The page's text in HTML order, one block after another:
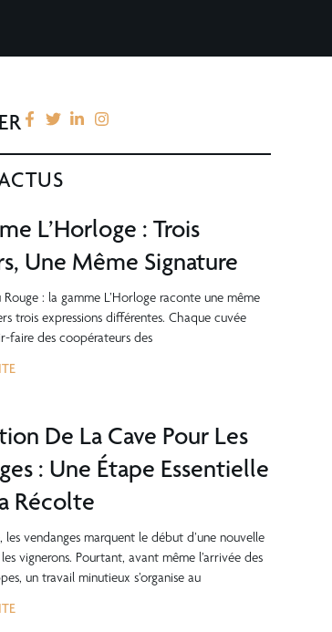
L’Horloge : Trois
Une Même Signature
Rouge : la gamme L’Horloge raconte une même
trois expressions différentes. Chaque cuvée
faire des coopérateurs des
De La Cave Pour Les
: Une Étape Essentielle
Récolte
les vendanges marquent le début d’une nouvelle
vignerons. Pourtant, avant même l’arrivée des
un travail minutieux s’organise au